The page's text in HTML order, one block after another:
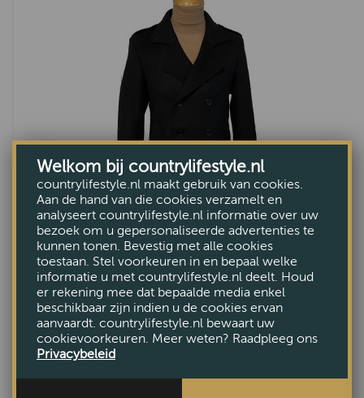
Herenjas Hilton black 56-62
VAN €349,-
VOOR €174,95
Welkom bij countrylifestyle.nl
countrylifestyle.nl maakt gebruik van cookies.
Aan de hand van die cookies verzamelt en
analyseert countrylifestyle.nl informatie over uw
bezoek om u gepersonaliseerde advertenties te
kunnen tonen. Bevestig met alle cookies
toestaan. Stel voorkeuren in en bepaal welke
informatie u met countrylifestyle.nl deelt. Houd
er rekening mee dat bepaalde media enkel
beschikbaar zijn indien u de cookies ervan
aanvaardt. countrylifestyle.nl bewaart uw
cookievoorkeuren. Meer weten? Raadpleeg ons
Privacybeleid